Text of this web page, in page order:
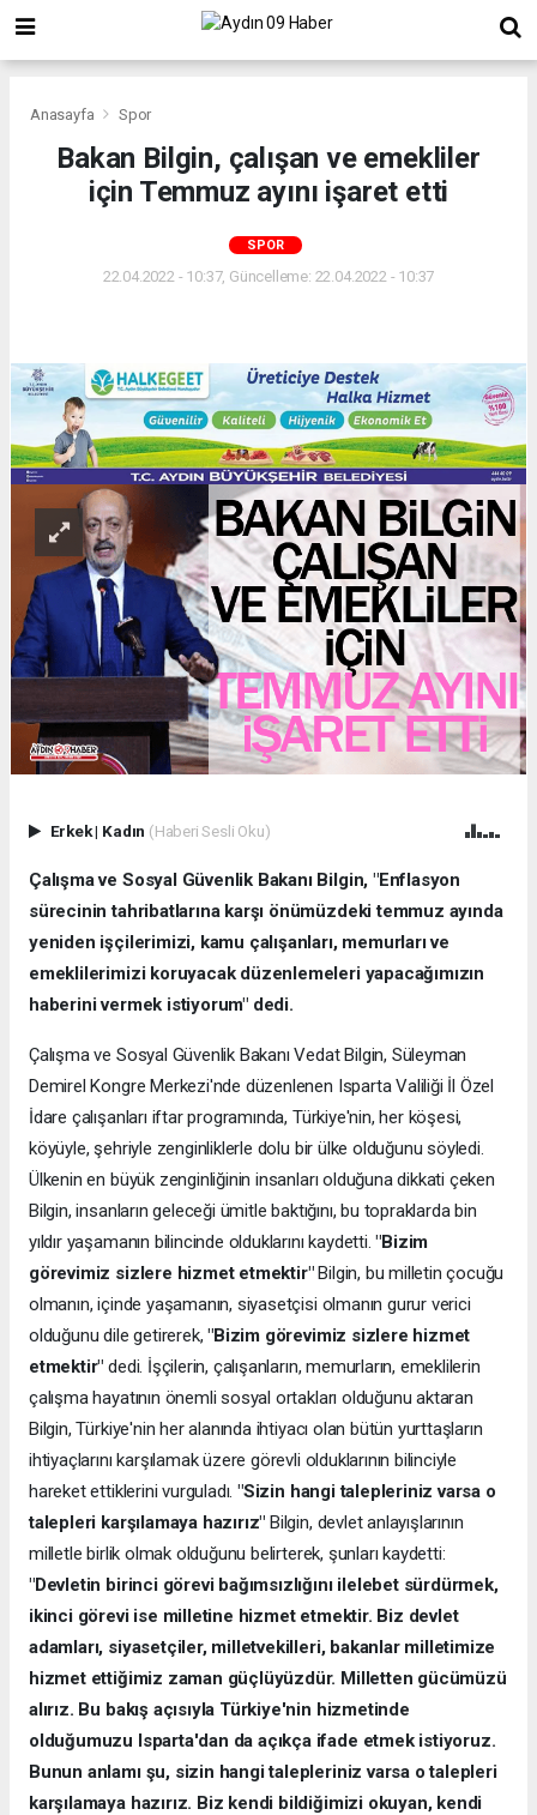
Anasayfa Spor
Bakan Bilgin, çalışan ve emekliler
için Temmuz ayını işaret etti
SPOR
22.04.2022 - 10:37, Güncelleme: 22.04.2022 - 10:37
Erkek| Kadın (Haberi Sesli Oku)
Çalışma ve Sosyal Güvenlik Bakanı Bilgin, "Enflasyon
sürecinin tahribatlarına karşı önümüzdeki temmuz ayında
yeniden işçilerimizi, kamu çalışanları, memurları ve
emeklilerimizi koruyacak düzenlemeleri yapacağımızın
haberini vermek istiyorum" dedi.
Çalışma ve Sosyal Güvenlik Bakanı Vedat Bilgin, Süleyman
Demirel Kongre Merkezi'nde düzenlenen Isparta Valiliği İl Özel
İdare çalışanları iftar programında, Türkiye'nin, her köşesi,
köyüyle, şehriyle zenginliklerle dolu bir ülke olduğunu söyledi.
Ülkenin en büyük zenginliğinin insanları olduğuna dikkati çeken
Bilgin, insanların geleceği ümitle baktığını, bu topraklarda bin
yıldır yaşamanın bilincinde olduklarını kaydetti."Bizim
görevimiz sizlere hizmet etmektir"Bilgin, bu milletin çocuğu
olmanın, içinde yaşamanın, siyasetçisi olmanın gurur verici
olduğunu dile getirerek,"Bizim görevimiz sizlere hizmet
etmektir" dedi. İşçilerin, çalışanların, memurların, emeklilerin
çalışma hayatının önemli sosyal ortakları olduğunu aktaran
Bilgin, Türkiye'nin her alanında ihtiyacı olan bütün yurttaşların
ihtiyaçlarını karşılamak üzere görevli olduklarının bilinciyle
hareket ettiklerini vurguladı."Sizin hangi talepleriniz varsa o
talepleri karşılamaya hazırız" Bilgin, devlet anlayışlarının
milletle birlik olmak olduğunu belirterek, şunları kaydetti:
"Devletin birinci görevi bağımsızlığını ilelebet sürdürmek,
ikinci görevi ise milletine hizmet etmektir. Biz devlet
adamları, siyasetçiler, milletvekilleri, bakanlar milletimize
hizmet ettiğimiz zaman güçlüyüzdür. Milletten gücümüzü
alırız. Bu bakış açısıyla Türkiye'nin hizmetinde
olduğumuzu Isparta'dan da açıkça ifade etmek istiyoruz.
Bunun anlamı şu, sizin hangi talepleriniz varsa o talepleri
karşılamaya hazırız. Biz kendi bildiğimizi okuyan, kendi